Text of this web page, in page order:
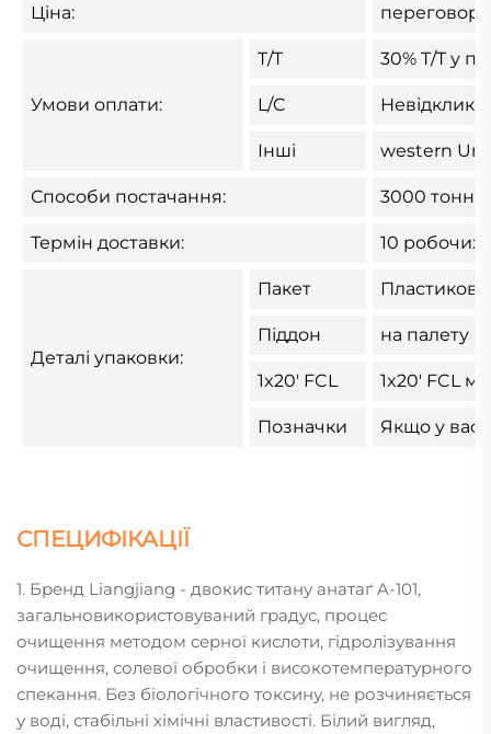
Ціна:
Умови оплати:
T/T 30% T/T у
L/C
Інші western
Способи постачання: 3000 тонн
Термін доставки: 10 робочих
Деталі упаковки:
Пакет
Піддон на палету
1x20' FCL 1x20' FCL
Позначки Якщо у вас
СПЕЦИФІКАЦІЇ
1. Бренд Liangjiang - двокис титану анатаґ A-101,
загальновикористовуваний градус, процес
очищення методом серної кислоти, гідролізування
очищення, солевої обробки і високотемпературного
спекання. Без біологічного токсину, не розчиняється
у воді, стабільні хімічні властивості. Білий вигляд,